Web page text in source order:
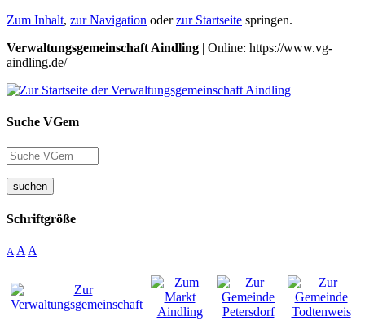
Zum Inhalt, zur Navigation oderzur Startseite springen.
Verwaltungsgemeinschaft Aindling | Online: https://www.vg-
aindling.de/
Suche VGem
suchen
Schriftgröße
A A A